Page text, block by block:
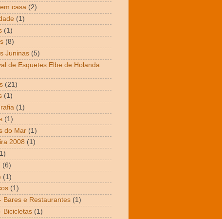
casa (2)
(1)
(1)
(8)
Juninas (5)
de Esquetes Elbe de Holanda
(21)
(1)
(1)
(1)
do Mar (1)
2008 (1)
(6)
(1)
(1)
Bares e Restaurantes (1)
Bicicletas (1)